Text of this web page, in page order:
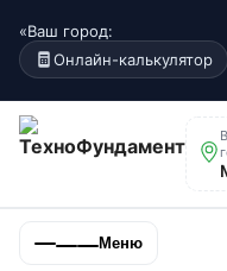
«Ваш город:
Онлайн-калькулятор
Меню